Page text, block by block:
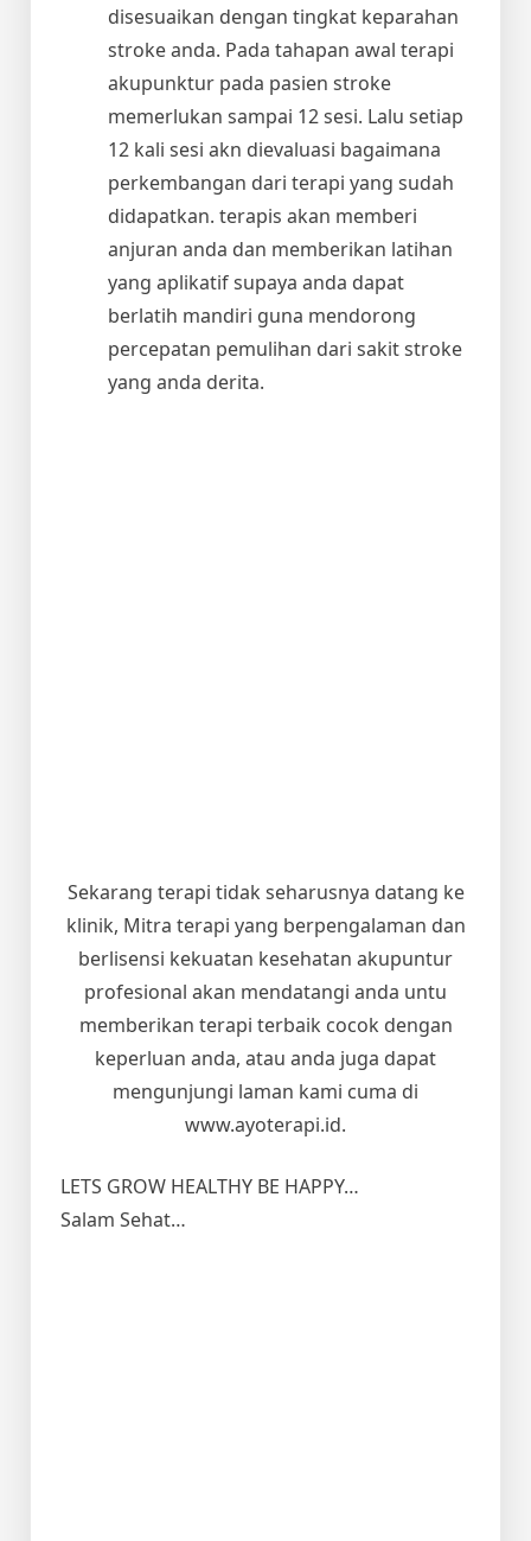
disesuaikan dengan tingkat keparahan
stroke anda. Pada tahapan awal terapi
akupunktur pada pasien stroke
memerlukan sampai 12 sesi. Lalu setiap
12 kali sesi akn dievaluasi bagaimana
perkembangan dari terapi yang sudah
didapatkan. terapis akan memberi
anjuran anda dan memberikan latihan
yang aplikatif supaya anda dapat
berlatih mandiri guna mendorong
percepatan pemulihan dari sakit stroke
yang anda derita.
Sekarang terapi tidak seharusnya datang ke
klinik, Mitra terapi yang berpengalaman dan
berlisensi kekuatan kesehatan akupuntur
profesional akan mendatangi anda untu
memberikan terapi terbaik cocok dengan
keperluan anda, atau anda juga dapat
mengunjungi laman kami cuma di
www.ayoterapi.id.
LETS GROW HEALTHY BE HAPPY…
Salam Sehat…